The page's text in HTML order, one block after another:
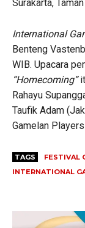
Surakarta,
International
Benteng
WIB. Upacara
“Homecoming”
Rahayu
Taufik Adam
Gamelan
TAGS FESTIVAL
INTERNATIONAL